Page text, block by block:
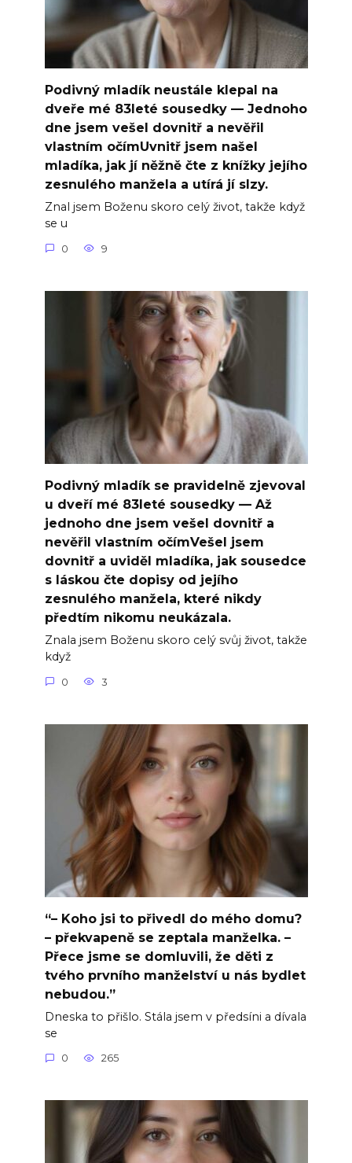
Podivný mladík neustále klepal na
dveře mé 83leté sousedky — Jednoho
dne jsem vešel dovnitř a nevěřil
vlastním očímUvnitř jsem našel
mladíka, jak jí něžně čte z knížky jejího
zesnulého manžela a utírá jí slzy.
Znal jsem Boženu skoro celý život, takže když
se u
0 9
Podivný mladík se pravidelně zjevoval
u dveří mé 83leté sousedky — Až
jednoho dne jsem vešel dovnitř a
nevěřil vlastním očímVešel jsem
dovnitř a uviděl mladíka, jak sousedce
s láskou čte dopisy od jejího
zesnulého manžela, které nikdy
předtím nikomu neukázala.
Znala jsem Boženu skoro celý svůj život, takže
když
0 3
“– Koho jsi to přivedl do mého domu?
– překvapeně se zeptala manželka. –
Přece jsme se domluvili, že děti z
tvého prvního manželství u nás bydlet
nebudou.”
Dneska to přišlo. Stála jsem v předsíni a dívala
se
0 265